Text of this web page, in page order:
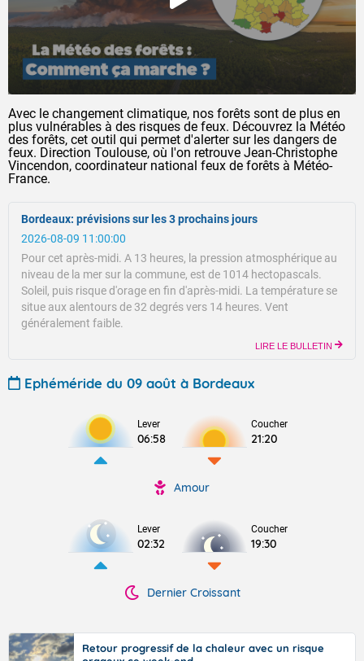
Avec le changement climatique, nos forêts sont de plus en
plus vulnérables à des risques de feux. Découvrez la Météo
des forêts, cet outil qui permet d'alerter sur les dangers de
feux. Direction Toulouse, où l'on retrouve Jean-Christophe
Vincendon, coordinateur national feux de forêts à Météo-
France.
Bordeaux: prévisions sur les 3 prochains jours
2026-08-09 11:00:00
Pour cet après-midi. A 13 heures, la pression atmosphérique au
niveau de la mer sur la commune, est de 1014 hectopascals.
Soleil, puis risque d'orage en fin d'après-midi. La température se
situe aux alentours de 32 degrés vers 14 heures. Vent
généralement faible.
LIRE LE BULLETIN
Ephéméride du 09 août à Bordeaux
Lever
06:58
Coucher
21:20
Amour
Lever
02:32
Coucher
19:30
Dernier Croissant
Retour progressif de la chaleur avec un risque